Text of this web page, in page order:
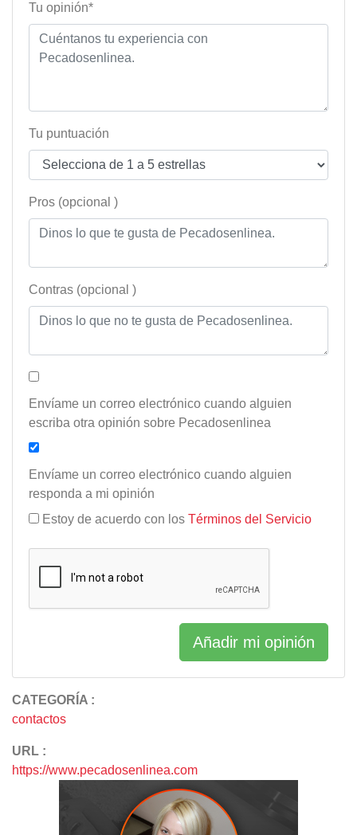
CATEGORÍA :
contactos
URL :
https://www.pecadosenlinea.com
Tu opinión*
Tu puntuación
Pros (opcional )
Contras (opcional )
Envíame un correo electrónico cuando alguien
escriba otra opinión sobre Pecadosenlinea
Envíame un correo electrónico cuando alguien
responda a mi opinión
Estoy de acuerdo con los Términos del Servicio
Añadir mi opinión